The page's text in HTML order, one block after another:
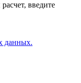
введите
данных.